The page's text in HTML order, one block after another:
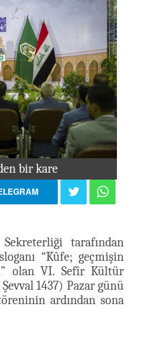
bir kare
tarafından
“Kûfe; geçmişin
olan VI. Sefîr Kültür
1437) Pazar günü
ardından sona